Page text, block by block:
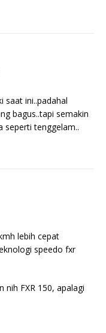
saat ini..padahal
bagus..tapi semakin
seperti tenggelam..
lebih cepat
speedo fxr
nih FXR 150, apalagi